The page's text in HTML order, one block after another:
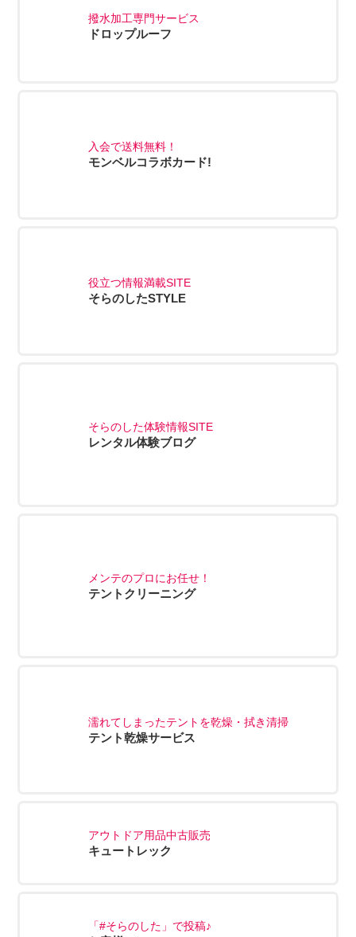
撥水加工専門サービス
ドロップルーフ
入会で送料無料！
モンベルコラボカード!
役立つ情報満載SITE
そらのしたSTYLE
そらのした体験情報SITE
レンタル体験ブログ
メンテのプロにお任せ！
テントクリーニング
濡れてしまったテントを乾燥・拭き清掃
テント乾燥サービス
アウトドア用品中古販売
キュートレック
「#そらのした」で投稿♪